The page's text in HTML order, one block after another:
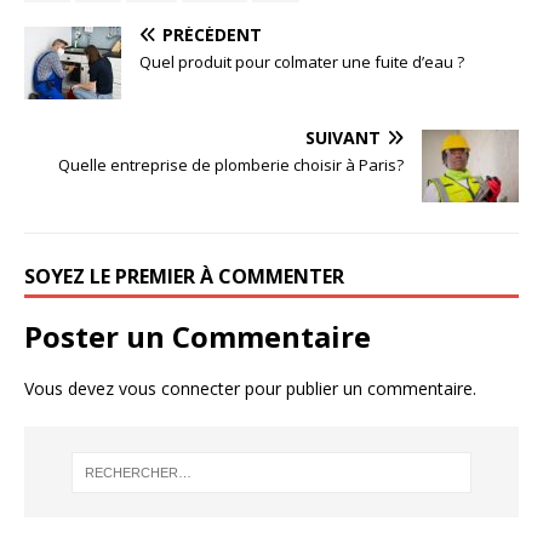
PRÉCÉDENT
Quel produit pour colmater une fuite d’eau ?
SUIVANT
Quelle entreprise de plomberie choisir à Paris?
SOYEZ LE PREMIER À COMMENTER
Poster un Commentaire
Vous devez vous connecterpour publier un commentaire.